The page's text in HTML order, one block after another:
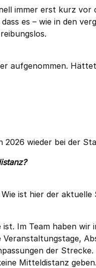
immer erst kurz vor
es – wie in den
aufgenommen.
wieder bei der
ist hier der aktuelle
Im Team haben wir
der Strecke.
Mitteldistanz geben.